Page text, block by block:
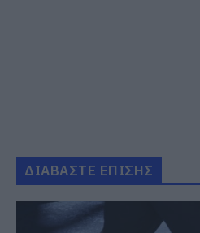
ΔΙΑΒΑΣΤΕ ΕΠΙΣΗΣ